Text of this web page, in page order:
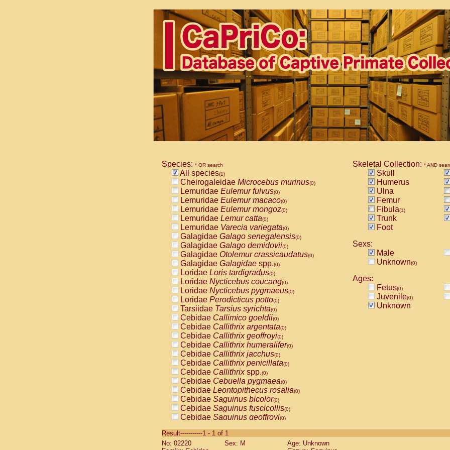
Species: * OR search
All species(1)
Cheirogaleidae Microcebus murinus(0)
Lemuridae Eulemur fulvus(0)
Lemuridae Eulemur macaco(0)
Lemuridae Eulemur mongoz(0)
Lemuridae Lemur catta(0)
Lemuridae Varecia variegata(0)
Galagidae Galago senegalensis(0)
Galagidae Galago demidovii(0)
Galagidae Otolemur crassicaudatus(0)
Galagidae Galagidae spp.(0)
Loridae Loris tardigradus(0)
Loridae Nycticebus coucang(0)
Loridae Nycticebus pygmaeus(0)
Loridae Perodicticus potto(0)
Tarsiidae Tarsius syrichta(0)
Cebidae Callimico goeldii(0)
Cebidae Callithrix argentata(0)
Cebidae Callithrix geoffroyi(0)
Cebidae Callithrix humeralifer(0)
Cebidae Callithrix jacchus(0)
Cebidae Callithrix penicillata(0)
Cebidae Callithrixspp.(0)
Cebidae Cebuella pygmaea(0)
Cebidae Leontopithecus rosalia(0)
Cebidae Saguinus bicolor(0)
Cebidae Saguinus fuscicollis(0)
Cebidae Saguinus geoffroyi(0)
CebidaeSaguinus labiatus(0)
Cebidae Saguinus leucopus (0)
Skeletal Collection: * AND
Skull
Humerus
Ulna
Femur
Fibula(1)
Trunk
Foot
Sexs:
Male
Unknown(0)
Ages:
Fetus(0)
Juvenile(0)
Unknown
Result-----------1 - 1 of 1
No: 02220
Sex: M
Age: Unknown